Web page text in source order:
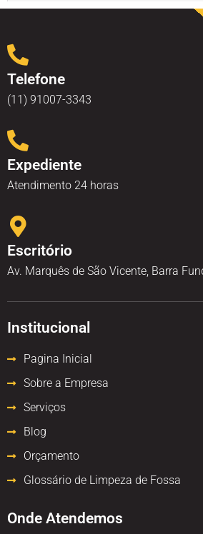
Telefone
(11) 91007-3343
Expediente
Atendimento 24 horas
Escritório
Av. Marquês de São Vicente, Barra
Institucional
Pagina Inicial
Sobre a Empresa
Serviços
Blog
Orçamento
Glossário de Limpeza de Fossa
Onde Atendemos